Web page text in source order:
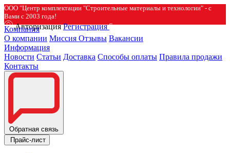
ООО "Центр комплектации "Строительные материалы и технологии" - с
Вами с 2003 года!
Авторизация Регистрация
Компания
О компании Миссия Отзывы Вакансии
Информация
Новости Статьи Доставка Способы оплаты Правила продажи
Контакты
Обратная связь
Прайс-лист